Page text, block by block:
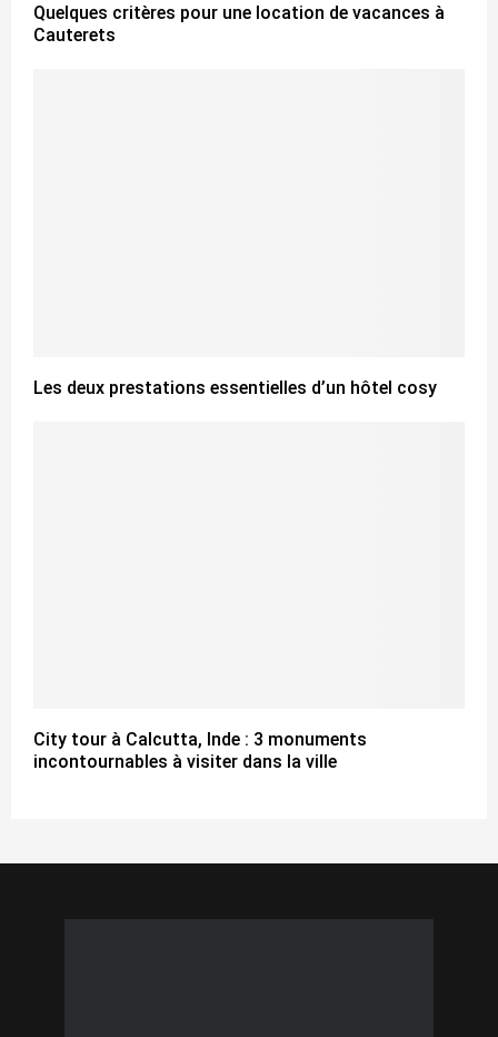
Quelques critères pour une location de vacances à
Cauterets
Les deux prestations essentielles d’un hôtel cosy
City tour à Calcutta, Inde : 3 monuments
incontournables à visiter dans la ville